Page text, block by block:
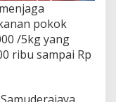
pokok
/5kg yang
ribu sampai Rp